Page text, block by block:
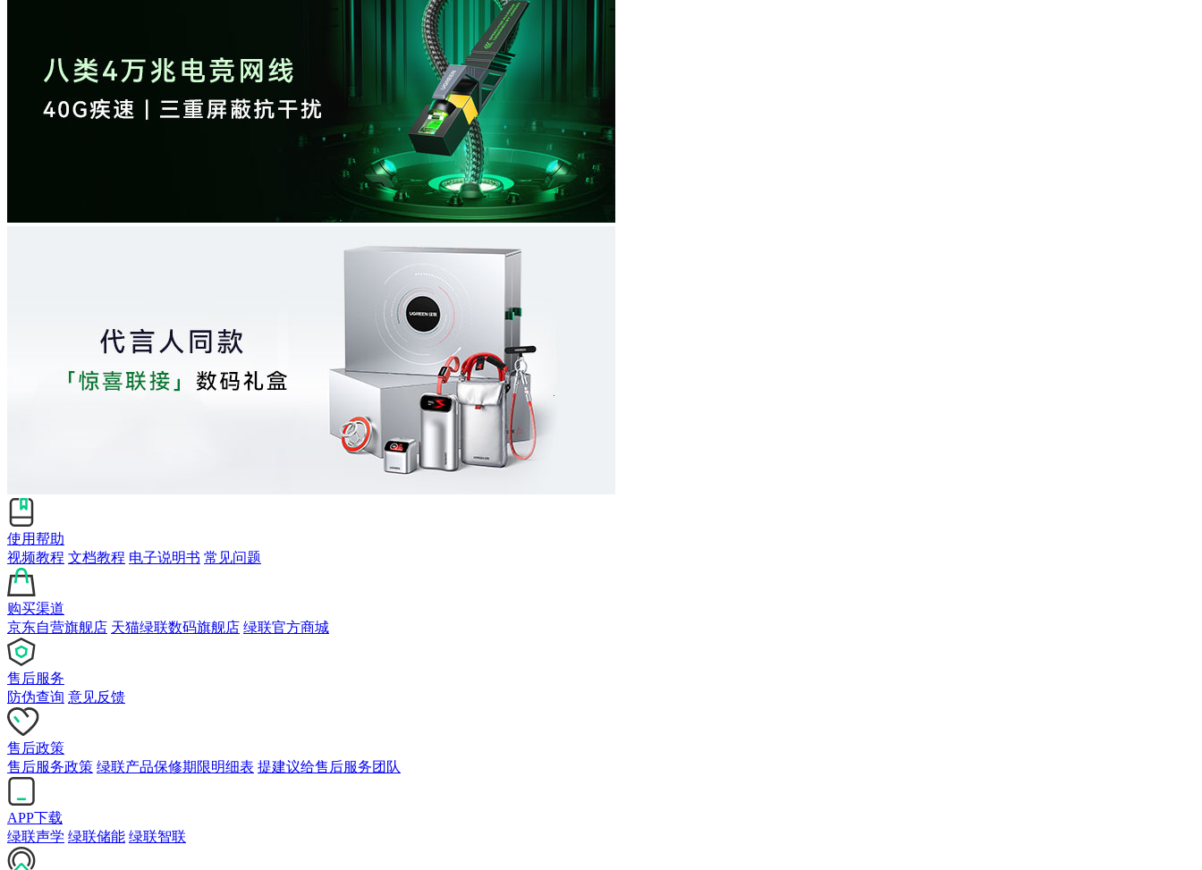
使用帮助
视频教程 文档教程 电子说明书 常见问题
购买渠道
京东自营旗舰店 天猫绿联数码旗舰店 绿联官方商城
售后服务
防伪查询 意见反馈
售后政策
售后服务政策 绿联产品保修期限明细表 提建议给售后服务团队
APP下载
绿联声学 绿联储能 绿联智联